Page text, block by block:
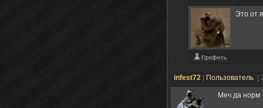
Это от
infest72 Пользователь |
Меч да норм